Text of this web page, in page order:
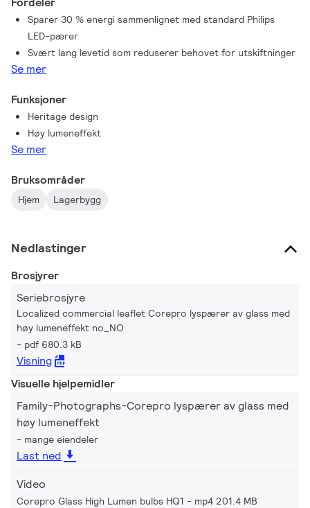
belysning som gir en levetid på 15 000 timer for å redusere
vedlikeholdskostnadene.
Sparer 30 % energi sammenlignet med standard Philips
LED-pærer
Svært lang levetid som reduserer behovet for utskiftninger
Se mer
Funksjoner
Heritage design
Høy lumeneffekt
Se mer
Bruksområder
Hjem Lagerbygg
Nedlastinger
Brosjyrer
Seriebrosjyre
Localized commercial leaflet Corepro lyspærer av glass med
høy lumeneffekt no_NO
pdf 680.3 kB
Visning
Visuelle hjelpemidler
Family-Photographs-Corepro lyspærer av glass med
høy lumeneffekt
mange eiendeler
Last ned
Video
Corepro Glass High Lumen bulbs HQ1 mp4 201.4 MB